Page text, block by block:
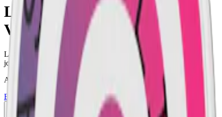
LEWA Glow Strawberry
Vanilla
Lewa funktionssnus med magnesium, zink och koffein. Smak av
jordgubbar och vanilj.
Attribut
Bär
LewaNikotinfri Nikotinfritt SlimVitamin/Koffeinsnus
10-pack 419,90 kr